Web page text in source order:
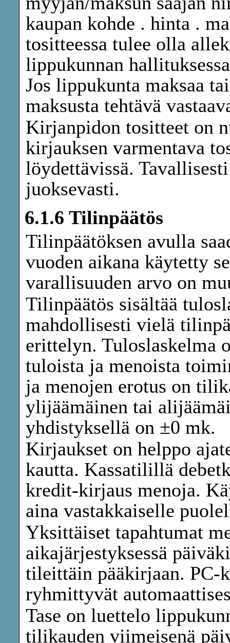
kaupan kohde . hinta .
tositteessa tulee olla
lippukunnan
Jos lippukunta maksaa
maksusta tehtävä
Kirjanpidon tositteet on
kirjauksen varmentava
löydettävissä.
juoksevasti.
6.1.6 Tilinpäätös
Tilinpäätöksen avulla
vuoden aikana käytetty
varallisuuden arvo on
Tilinpäätös sisältää
mahdollisesti vielä
erittelyn. Tuloslaskelma
tuloista ja menoista
ja menojen erotus on
ylijäämäinen tai
yhdistyksellä on ±0 mk.
Kirjaukset on helppo
kautta. Kassatilillä
kredit-kirjaus menoja.
aina vastakkaiselle
Yksittäiset tapahtumat
aikajärjestyksessä
tileittäin pääkirjaan. PC-
ryhmittyvät
Tase on luettelo
tilikauden viimeisenä